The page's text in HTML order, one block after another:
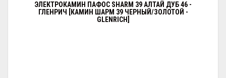
ЭЛЕКТРОКАМИН ПАФОС SHARM 39 АЛТАЙ ДУБ 46 -
ГЛЕНРИЧ [КАМИН ШАРМ 39 ЧЕРНЫЙ/ЗОЛОТОЙ -
GLENRICH]